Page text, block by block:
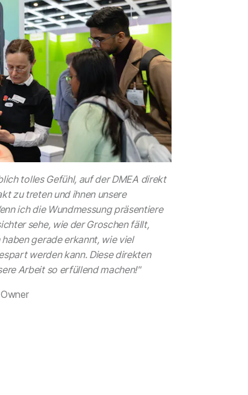
tolles Gefühl, auf der DMEA direkt
zu treten und ihnen unsere
ich die Wundmessung präsentiere
sehe, wie der Groschen fällt,
gerade erkannt, wie viel
werden kann. Diese direkten
Arbeit so erfüllend machen!"